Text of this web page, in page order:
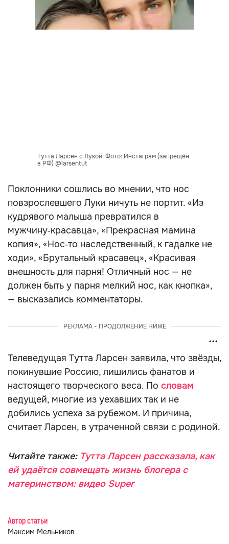
Тутта Ларсен с Лукой. Фото: Инстаграм (запрещён
в РФ) @larsentut
Поклонники сошлись во мнении, что нос
повзрослевшего Луки ничуть не портит. «Из
кудрявого малыша превратился в
мужчину‑красавца», «Прекрасная мамина
копия», «Нос‑то наследственный, к гадалке не
ходи», «Брутальный красавец», «Красивая
внешность для парня! Отличный нос — не
должен быть у парня мелкий нос, как кнопка»,
— высказались комментаторы.
РЕКЛАМА - ПРОДОЛЖЕНИЕ НИЖЕ
Телеведущая Тутта Ларсен заявила, что звёзды,
покинувшие Россию, лишились фанатов и
настоящего творческого веса. По словам
ведущей, многие из уехавших так и не
добились успеха за рубежом. И причина,
считает Ларсен, в утраченной связи с родиной.
Читайте также: Тутта Ларсен рассказала, как
ей удаётся совмещать жизнь блогера с
материнством: видео Super
Автор статьи
Максим Мельников